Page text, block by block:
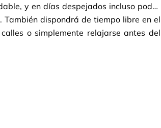
y en días despejados incluso podrá
. También dispondrá de tiempo libre en el
o simplemente relajarse antes del